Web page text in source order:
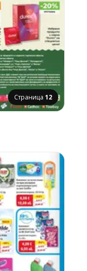
Страница 12